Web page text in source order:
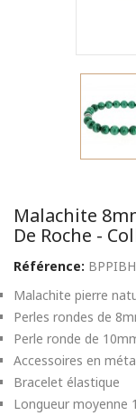
Malachite
De Roche -
Référence:
Malachite pierre
Perles rondes de
Perle ronde de
Accessoires en
Bracelet élastique
Longueur moyenne